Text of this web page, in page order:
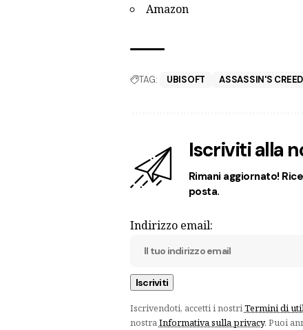
Amazon
TAG: UBISOFT ASSASSIN'S
Iscriviti alla
Rimani aggiornato!
posta.
Indirizzo email:
Iscrivendoti, accetti i nostriTermini di
nostraInformativa sulla privacy. Puoi